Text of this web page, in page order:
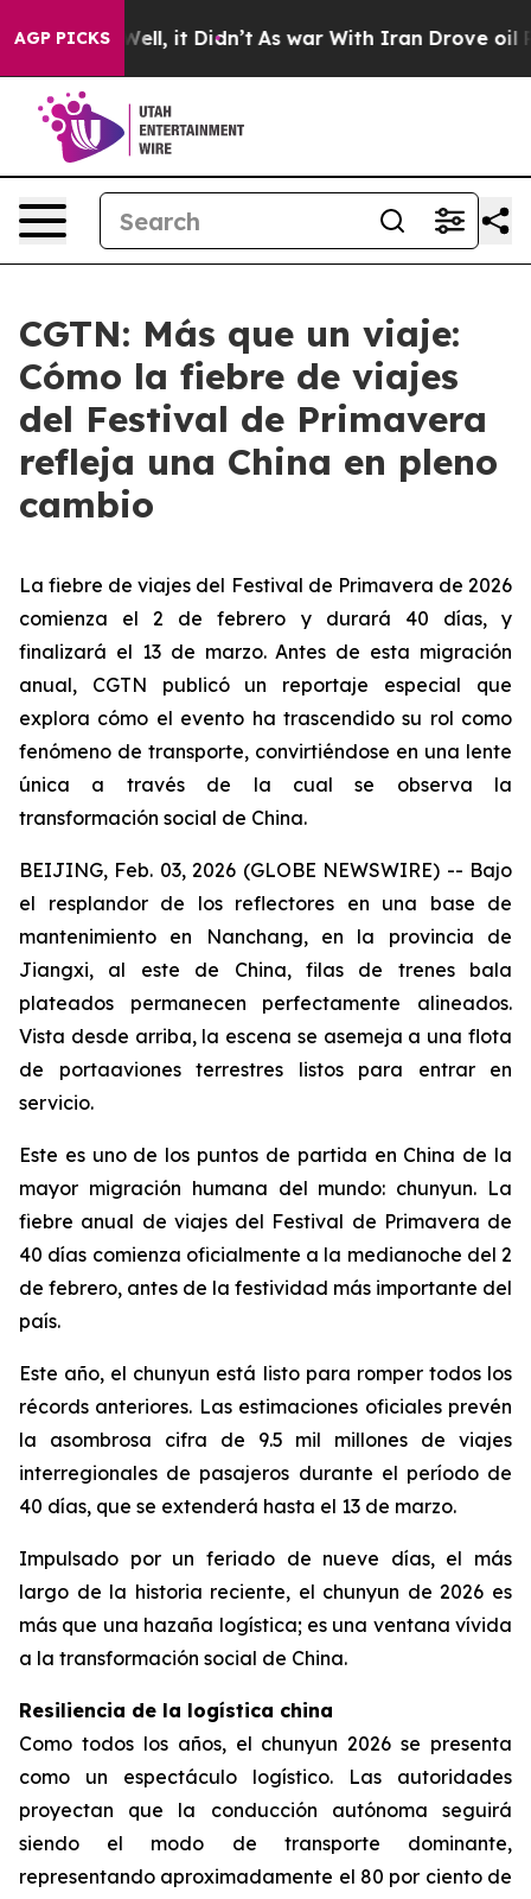
AGP PICKS
Well, it Didn’t As war With Iran Drove oil Prices
CGTN: Más que un viaje:
Cómo la fiebre de viajes
del Festival de Primavera
refleja una China en pleno
cambio
La fiebre de viajes del Festival de Primavera de 2026
comienza el 2 de febrero y durará 40 días, y
finalizará el 13 de marzo. Antes de esta migración
anual, CGTN publicó un reportaje especial que
explora cómo el evento ha trascendido su rol como
fenómeno de transporte, convirtiéndose en una lente
única a través de la cual se observa la
transformación social de China.
BEIJING, Feb. 03, 2026 (GLOBE NEWSWIRE) -- Bajo
el resplandor de los reflectores en una base de
mantenimiento en Nanchang, en la provincia de
Jiangxi, al este de China, filas de trenes bala
plateados permanecen perfectamente alineados.
Vista desde arriba, la escena se asemeja a una flota
de portaaviones terrestres listos para entrar en
servicio.
Este es uno de los puntos de partida en China de la
mayor migración humana del mundo: chunyun. La
fiebre anual de viajes del Festival de Primavera de
40 días comienza oficialmente a la medianoche del 2
de febrero, antes de la festividad más importante del
país.
Este año, el chunyun está listo para romper todos los
récords anteriores. Las estimaciones oficiales prevén
la asombrosa cifra de 9.5 mil millones de viajes
interregionales de pasajeros durante el período de
40 días, que se extenderá hasta el 13 de marzo.
Impulsado por un feriado de nueve días, el más
largo de la historia reciente, el chunyun de 2026 es
más que una hazaña logística; es una ventana vívida
a la transformación social de China.
Resiliencia de la logística china
Como todos los años, el chunyun 2026 se presenta
como un espectáculo logístico. Las autoridades
proyectan que la conducción autónoma seguirá
siendo el modo de transporte dominante,
representando aproximadamente el 80 por ciento de